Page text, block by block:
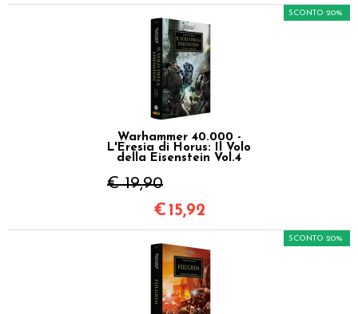
Warhammer 40.000 -
L'Eresia di Horus: Il Volo
della Eisenstein Vol.4
€ 19,90
SCONTO 20%
€ 15,92
SCONTO 20%